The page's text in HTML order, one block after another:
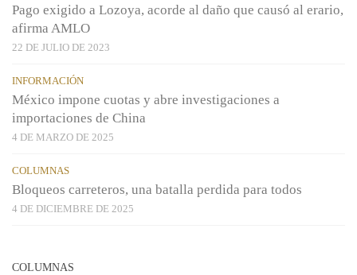
Pago exigido a Lozoya, acorde al daño que causó al erario,
afirma AMLO
22 DE JULIO DE 2023
INFORMACIÓN
México impone cuotas y abre investigaciones a
importaciones de China
4 DE MARZO DE 2025
COLUMNAS
Bloqueos carreteros, una batalla perdida para todos
4 DE DICIEMBRE DE 2025
COLUMNAS